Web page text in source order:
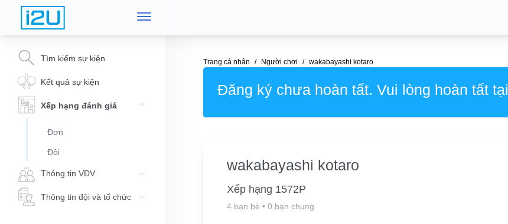
Tìm kiếm sự kiện
Kết quả sự kiện
Xếp hạng đánh giá
Đơn
Đôi
Thông tin VĐV
Thông tin đội và tổ chức
Trang cá nhân Người chơi wakabayashi kotaro
Đăng ký chưa hoàn tất. Vui lòng hoàn tất tại
wakabayashi kotaro
Xếp hạng 1572P
4 bạn bè • 0 bạn chung